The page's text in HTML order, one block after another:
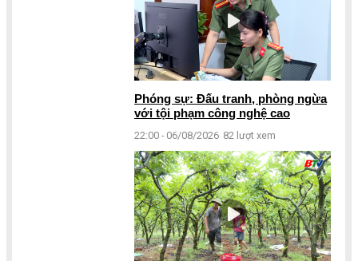
Phóng sự: Đấu tranh, phòng ngừa
với tội phạm công nghệ cao
22:00 - 06/08/2026 82 lượt xem